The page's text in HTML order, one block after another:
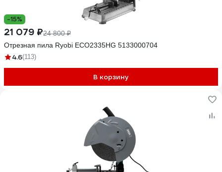
-15%
21 079 ₽24 800 ₽
Отрезная пила Ryobi ECO2335HG 5133000704
4.6(113)
В корзину